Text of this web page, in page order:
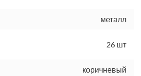
металл
26 шт
коричневый